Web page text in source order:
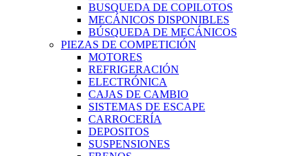
BUSQUEDA DE COPILOTOS
MECÁNICOS DISPONIBLES
BÚSQUEDA DE MECÁNICOS
PIEZAS DE COMPETICIÓN
MOTORES
REFRIGERACIÓN
ELECTRÓNICA
CAJAS DE CAMBIO
SISTEMAS DE ESCAPE
CARROCERÍA
DEPOSITOS
SUSPENSIONES